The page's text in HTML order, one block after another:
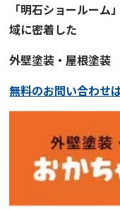
「明石ショールー
域に密着した
外壁塗装・屋根塗
無料のお問い合わせ